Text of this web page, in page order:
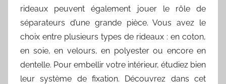
rideaux peuvent également jouer le rôle de
séparateurs d’une grande pièce. Vous avez le
choix entre plusieurs types de rideaux : en coton,
en soie, en velours, en polyester ou encore en
dentelle. Pour embellir votre intérieur, étudiez bien
leur système de fixation. Découvrez dans cet